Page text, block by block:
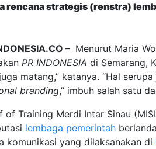
rencana strategis (renstra)
– Menurut Maria
PR INDONESIA di Semarang,
matang,” katanya. “Hal
branding,” imbuh salah satu
Training Merdi Intar Sinau
lembaga pemerintah
komunikasi yang dilaksanakan di